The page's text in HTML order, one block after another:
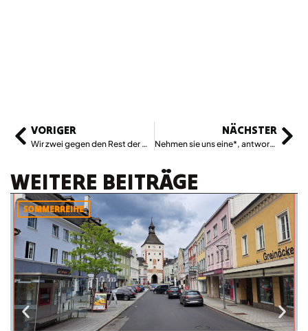
VORIGER
Wir zwei gegen den Rest der Welt
NÄCHSTER
Nehmen sie uns eine*, antworten wir alle
WEITERE BEITRÄGE
SOMMERREIHE